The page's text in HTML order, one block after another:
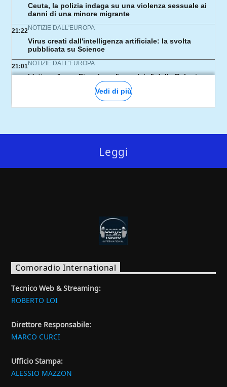
Leggi
Comoradio International
Tecnico Web & Streaming:
ROBERTO LOI
Direttore Responsabile:
MARCO CURCI
Ufficio Stampa:
ALESSIO MAZZON